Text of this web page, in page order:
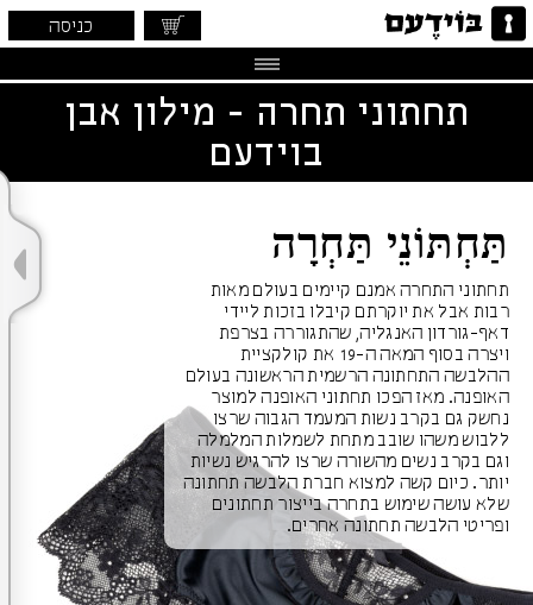
כניסה
תחתוני תחרה - מילון אבן
בוידעם
תַּחְתּוֹנֵי תַּחְרָה
תחתוני התחרה אמנם קיימים בעולם מאות
רבות אבל את יוקרתם קיבלו בזכות ליידי
דאף-גורדון האנגליה, שהתגוררה בצרפת
ויצרה בסוף המאה ה-19 את קולקציית
ההלבשה התחתונה הרשמית הראשונה בעולם
האופנה. מאז הפכו תחתוני האופנה למוצר
נחשק גם בקרב נשות המעמד הגבוה שרצו
ללבוש משהו שובב מתחת לשמלות המלמלה
וגם בקרב נשים מהשורה שרצו להרגיש נשיות
יותר. כיום קשה למצוא חברת הלבשה תחתונה
שלא עושה שימוש בתחרה בייצור תחתונים
ופריטי הלבשה תחתונה אחרים.